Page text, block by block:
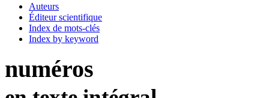
Auteurs
Éditeur scientifique
Index de mots-clés
Index by keyword
numéros